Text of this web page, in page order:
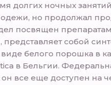
долгих ночных
но продолжал
посвящен
собой
белого порошка в
в Бельгии.
все еще доступен на